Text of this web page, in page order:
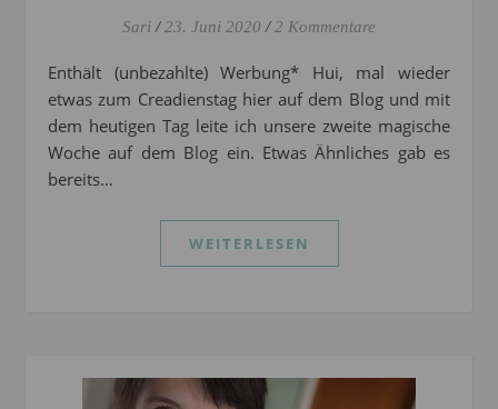
Sari / 23. Juni 2020 / 2 Kommentare
Enthält (unbezahlte) Werbung* Hui, mal wieder
etwas zum Creadienstag hier auf dem Blog und mit
dem heutigen Tag leite ich unsere zweite magische
Woche auf dem Blog ein. Etwas Ähnliches gab es
bereits…
WEITERLESEN